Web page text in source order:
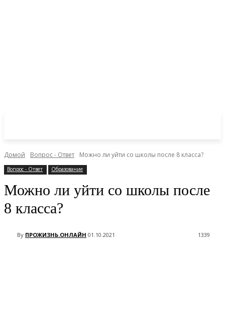
Домой Вопрос - Ответ Можно ли уйти со школы после 8 класса?
Вопрос - Ответ Образование
Можно ли уйти со школы после
8 класса?
By ПРОЖИЗНЬ.ОНЛАЙН 01.10.2021 1339